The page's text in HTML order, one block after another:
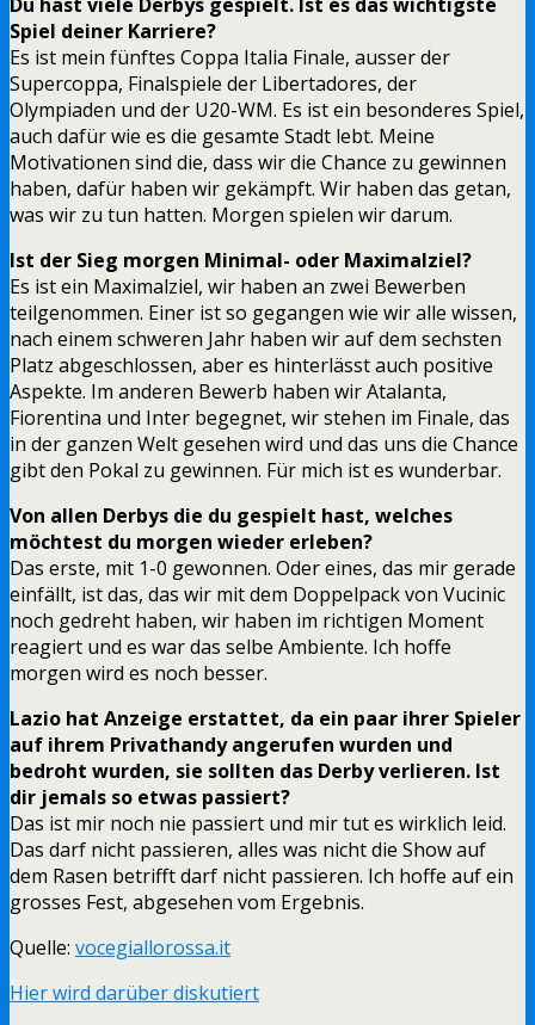
Spiel deiner Karriere?
Es ist mein fünftes Coppa Italia Finale, ausser der
Supercoppa, Finalspiele der Libertadores, der
Olympiaden und der U20-WM. Es ist ein besonderes Spiel,
auch dafür wie es die gesamte Stadt lebt. Meine
Motivationen sind die, dass wir die Chance zu gewinnen
haben, dafür haben wir gekämpft. Wir haben das getan,
was wir zu tun hatten. Morgen spielen wir darum.
Ist der Sieg morgen Minimal- oder Maximalziel?
Es ist ein Maximalziel, wir haben an zwei Bewerben
teilgenommen. Einer ist so gegangen wie wir alle wissen,
nach einem schweren Jahr haben wir auf dem sechsten
Platz abgeschlossen, aber es hinterlässt auch positive
Aspekte. Im anderen Bewerb haben wir Atalanta,
Fiorentina und Inter begegnet, wir stehen im Finale, das
in der ganzen Welt gesehen wird und das uns die Chance
gibt den Pokal zu gewinnen. Für mich ist es wunderbar.
Von allen Derbys die du gespielt hast, welches
möchtest du morgen wieder erleben?
Das erste, mit 1-0 gewonnen. Oder eines, das mir gerade
einfällt, ist das, das wir mit dem Doppelpack von Vucinic
noch gedreht haben, wir haben im richtigen Moment
reagiert und es war das selbe Ambiente. Ich hoffe
morgen wird es noch besser.
Lazio hat Anzeige erstattet, da ein paar ihrer Spieler
auf ihrem Privathandy angerufen wurden und
bedroht wurden, sie sollten das Derby verlieren. Ist
dir jemals so etwas passiert?
Das ist mir noch nie passiert und mir tut es wirklich leid.
Das darf nicht passieren, alles was nicht die Show auf
dem Rasen betrifft darf nicht passieren. Ich hoffe auf ein
grosses Fest, abgesehen vom Ergebnis.
Quelle: vocegiallorossa.it
Hier wird darüber diskutiert